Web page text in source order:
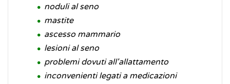
noduli al seno
mastite
ascesso mammario
lesioni al seno
problemi dovuti all'allattamento
inconvenienti legati a medicazioni